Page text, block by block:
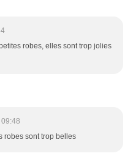
robes, elles sont trop jolies
robes sont trop belles